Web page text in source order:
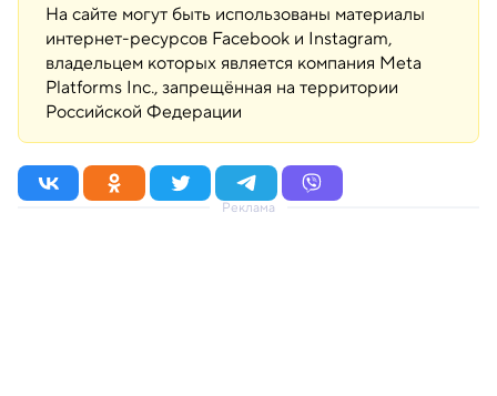
На сайте могут быть использованы материалы
интернет-ресурсов Facebook и Instagram,
владельцем которых является компания Meta
Platforms Inc., запрещённая на территории
Российской Федерации
Реклама